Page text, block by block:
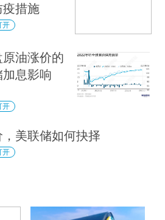
措施
开
原油涨价的
息影响
开
美联储如何抉择
开